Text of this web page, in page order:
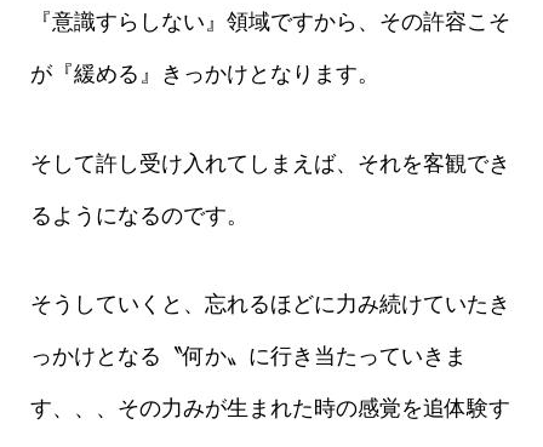
『意識すらしない』領域ですから、その許容こそ
が『緩める』きっかけとなります。
そして許し受け入れてしまえば、それを客観でき
るようになるのです。
そうしていくと、忘れるほどに力み続けていたき
っかけとなる〝何か〟に行き当たっていきま
す、、、その力みが生まれた時の感覚を追体験す